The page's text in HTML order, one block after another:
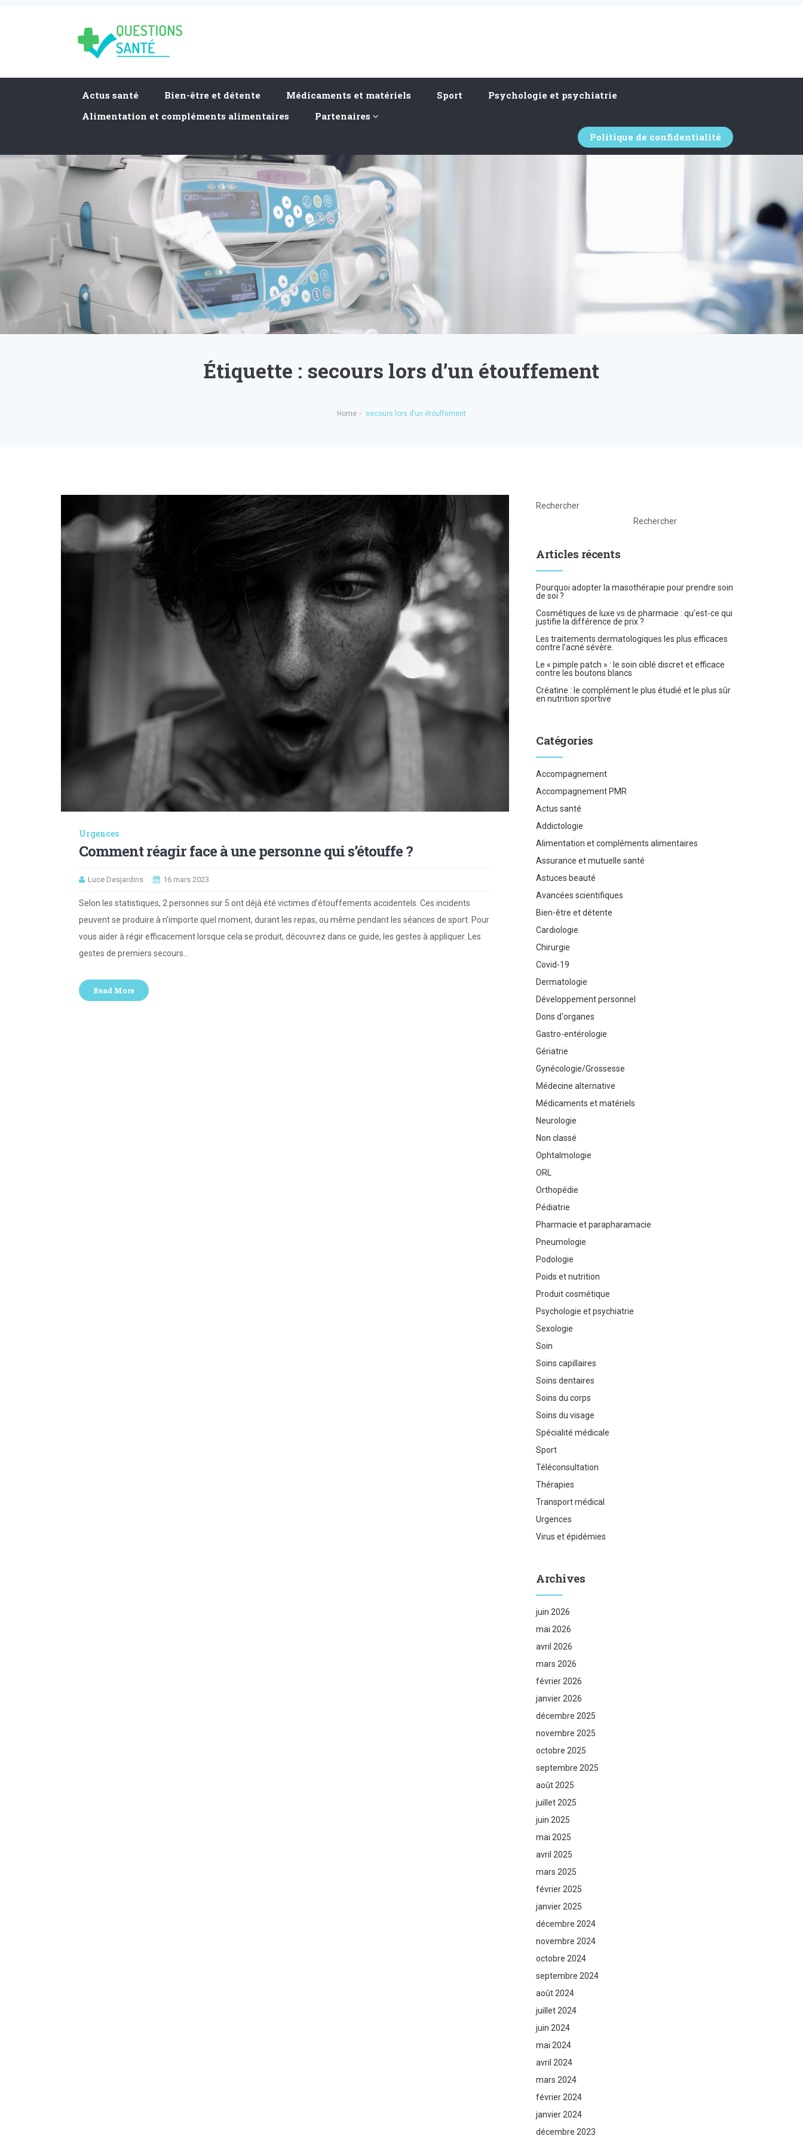
Actus santé Bien-être et détente Médicaments et matériels Sport
Psychologie et psychiatrie
Alimentation et compléments alimentaires
Partenaires
Politique de confidentialité
Étiquette : secours lors d’un étouffement
Home secours lors d’un étouffement
Urgences
Comment réagir face à une personne qui s’étouffe ?
Luce Desjardins 16 mars 2023
Selon les statistiques, 2 personnes sur 5 ont déjà été victimes d’étouffements accidentels. Ces incidents
peuvent se produire à n’importe quel moment, durant les repas, ou même pendant les séances de sport. Pour
vous aider à régir efficacement lorsque cela se produit, découvrez dans ce guide, les gestes à appliquer. Les
gestes de premiers secours…
Read More
Rechercher
Rechercher
Articles récents
Pourquoi adopter la masothérapie pour prendre soin
de soi ?
Cosmétiques de luxe vs de pharmacie : qu’est-ce qui
justifie la différence de prix ?
Les traitements dermatologiques les plus efficaces
contre l’acné sévère.
Le « pimple patch » : le soin ciblé discret et efficace
contre les boutons blancs
Créatine : le complément le plus étudié et le plus sûr
en nutrition sportive
Catégories
Accompagnement
Accompagnement PMR
Actus santé
Addictologie
Alimentation et compléments alimentaires
Assurance et mutuelle santé
Astuces beauté
Avancées scientifiques
Bien-être et détente
Cardiologie
Chirurgie
Covid-19
Dermatologie
Développement personnel
Dons d'organes
Gastro-entérologie
Gériatrie
Gynécologie/Grossesse
Médecine alternative
Médicaments et matériels
Neurologie
Non classé
Ophtalmologie
ORL
Orthopédie
Pédiatrie
Pharmacie et parapharamacie
Pneumologie
Podologie
Poids et nutrition
Produit cosmétique
Psychologie et psychiatrie
Sexologie
Soin
Soins capillaires
Soins dentaires
Soins du corps
Soins du visage
Spécialité médicale
Sport
Téléconsultation
Thérapies
Transport médical
Urgences
Virus et épidémies
Archives
juin 2026
mai 2026
avril 2026
mars 2026
février 2026
janvier 2026
décembre 2025
novembre 2025
octobre 2025
septembre 2025
août 2025
juillet 2025
juin 2025
mai 2025
avril 2025
mars 2025
février 2025
janvier 2025
décembre 2024
novembre 2024
octobre 2024
septembre 2024
août 2024
juillet 2024
juin 2024
mai 2024
avril 2024
mars 2024
février 2024
janvier 2024
décembre 2023